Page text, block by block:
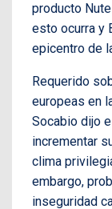
producto
esto ocurra y
epicentro de
Requerido
europeas en
Socabio dijo
incrementar
clima
embargo,
inseguridad